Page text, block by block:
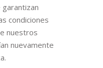
garantizan
condiciones
nuestros
nuevamente